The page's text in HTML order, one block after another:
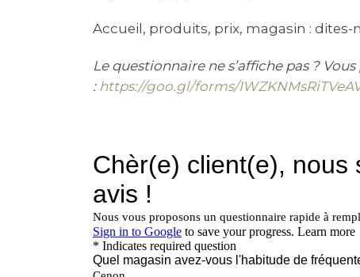
Accueil, produits, prix, magasin : dites-
Le questionnaire ne s’affiche pas ?
: https://goo.gl/forms/